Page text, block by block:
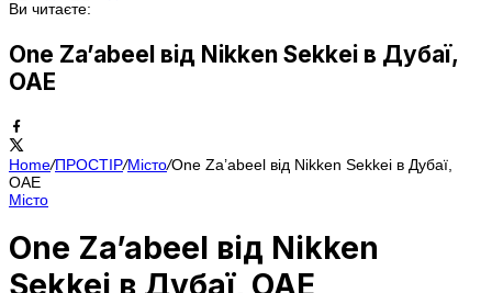
Ви читаєте:
One Za’abeel від Nikken Sekkei в Дубаї,
ОАЕ
Home/ПРОСТІР/Місто/One Za’abeel від Nikken Sekkei в Дубаї,
ОАЕ
Місто
One Za’abeel від Nikken
Sekkei в Дубаї, ОАЕ